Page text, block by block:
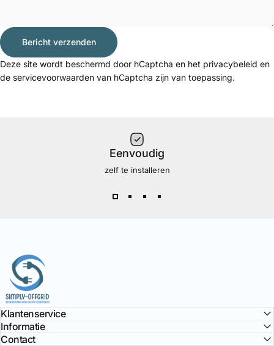
Bericht
Bericht verzenden
Bericht verzenden
Deze site wordt beschermd door hCaptcha en het privacybeleid en
de servicevoorwaarden van hCaptcha zijn van toepassing.
Eenvoudig
zelf te installeren
Simply Offgrid
Klantenservice
Informatie
Contact